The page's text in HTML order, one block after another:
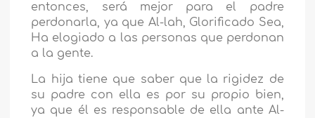
entonces, será mejor para el padre
perdonarla, ya que Al-lah, Glorificado Sea,
Ha elogiado a las personas que perdonan
a la gente.
La hija tiene que saber que la rigidez de
su padre con ella es por su propio bien,
ya que él es responsable de ella ante Al-